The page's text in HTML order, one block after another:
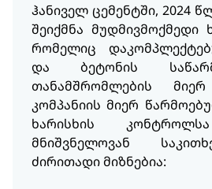
ჰანიველ ცემენტში, 2024
შეიქმნა მუდმივმოქმედი
რომელიც
და ბეტონის
თანამშრომლების
კომპანიის მიერ
ხარისხის
მნიშვნელოვან
ძირითადი მიზნებია: